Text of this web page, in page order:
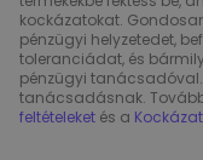
kockázatokat.
pénzügyi helyzetedet,
toleranciádat, és
pénzügyi
tanácsadásnak.
feltételeket és a